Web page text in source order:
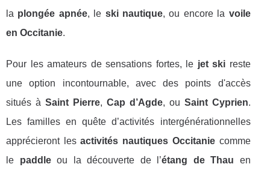
la plongée apnée, le ski nautique, ou encore la voile
en Occitanie.
Pour les amateurs de sensations fortes, le jet ski reste
une option incontournable, avec des points d'accès
situés à Saint Pierre, Cap d’Agde, ou Saint Cyprien.
Les familles en quête d’activités intergénérationnelles
apprécieront lesactivités nautiques Occitaniecomme
le paddleou la découverte de l’étang de Thau en